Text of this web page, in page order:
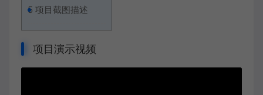
5 项目截图描述
项目演示视频